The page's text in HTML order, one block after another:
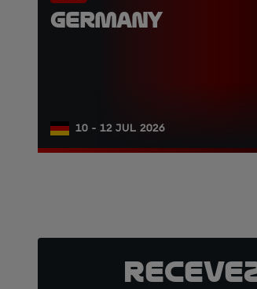
GERMANY
10 - 12 JUL 2026